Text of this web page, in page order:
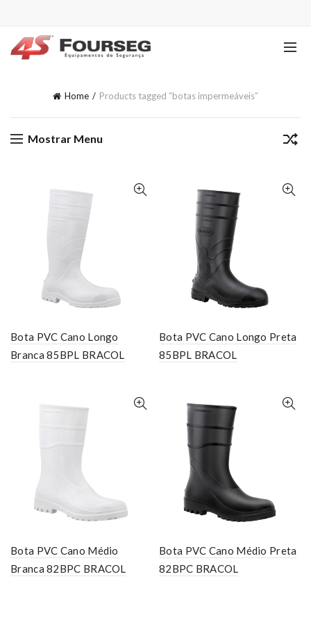
Home Products tagged “botas impermeáveis”
Mostrar Menu
Bota PVC Cano Longo
Branca 85BPL BRACOL
Bota PVC Cano Longo Preta
85BPL BRACOL
Bota PVC Cano Médio
Branca 82BPC BRACOL
Bota PVC Cano Médio Preta
82BPC BRACOL